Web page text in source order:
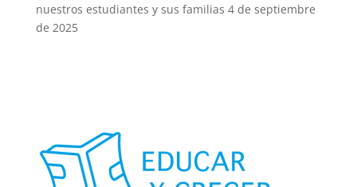
nuestros estudiantes y sus familias 4 de septiembre
de 2025